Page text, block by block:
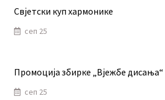
Свјетски куп хармонике
сеп 25
Промоција збирке „Вјежбе
сеп 25